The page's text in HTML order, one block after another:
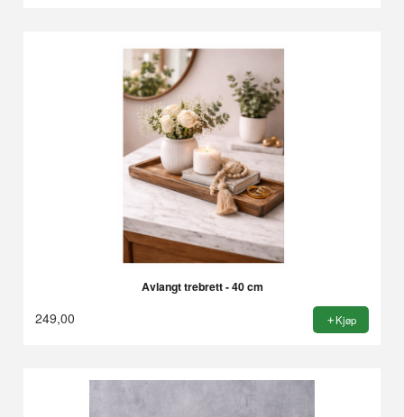
Avlangt trebrett - 40 cm
249,00 Kjøp